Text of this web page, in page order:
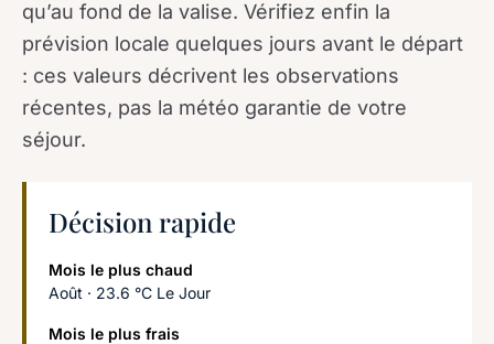
qu’au fond de la valise. Vérifiez enfin la
prévision locale quelques jours avant le départ
: ces valeurs décrivent les observations
récentes, pas la météo garantie de votre
séjour.
Décision rapide
Mois le plus chaud
Août · 23.6 °C Le Jour
Mois le plus frais